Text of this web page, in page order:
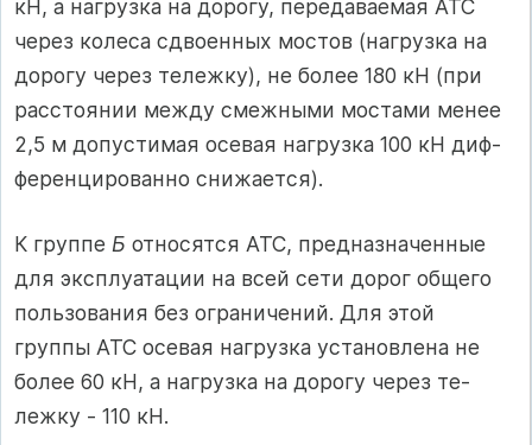
кН, а нагрузка на дорогу, передаваемая АТС
через колеса сдвоенных мостов (нагрузка на
дорогу через тележку), не более 180 кН (при
расстоянии меж­ду смежными мостами менее
2,5 м до­пустимая осевая нагрузка 100 кН диф­
ференцированно снижается).
К группе Б относятся АТС, пред­назначенные
для эксплуатации на всей сети дорог общего
пользования без ограничений. Для этой
группы АТС осевая нагрузка установлена не
более 60 кН, а нагрузка на дорогу через те­
лежку - 110 кН.